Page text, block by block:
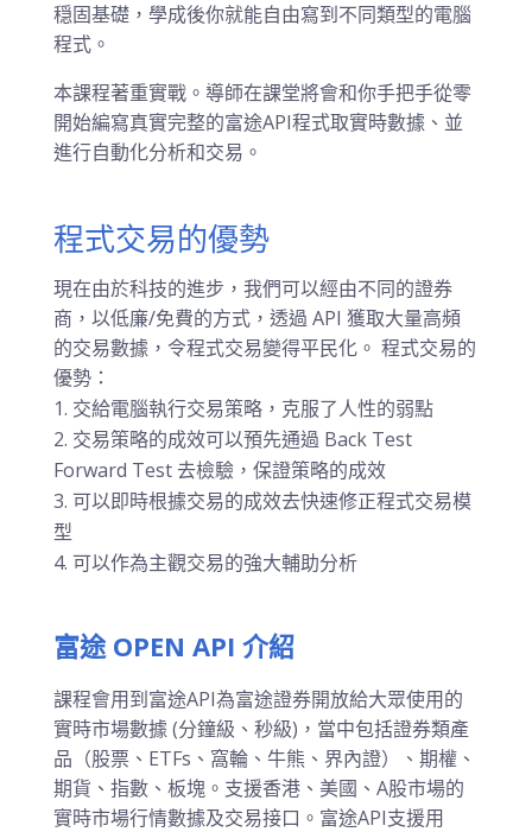
穏固基礎，學成後你就能自由寫到不同類型的電腦
程式。
本課程著重實戰。導師在課堂將會和你手把手從零
開始編寫真實完整的富途API程式取實時數據、並
進行自動化分析和交易。
程式交易的優勢
現在由於科技的進步，我們可以經由不同的證券
商，以低廉/免費的方式，透過 API 獲取大量高頻
的交易數據，令程式交易變得平民化。 程式交易的
優勢：
交給電腦執行交易策略，克服了人性的弱點
交易策略的成效可以預先通過 Back Test
Forward Test 去檢驗，保證策略的成效
可以即時根據交易的成效去快速修正程式交易模
型
可以作為主觀交易的強大輔助分析
富途 OPEN API 介紹
課程會用到富途API為富途證券開放給大眾使用的
實時市場數據 (分鐘級、秒級)，當中包括證券類產
品（股票、ETFs、窩輪、牛熊、界內證）、期權、
期貨、指數、板塊。支援香港、美國、A股市場的
實時市場行情數據及交易接口。富途API支援用